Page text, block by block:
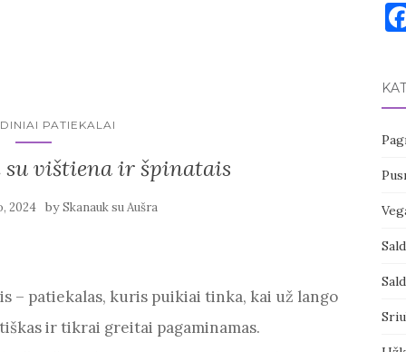
PATIEKALAI
su vištiena ir špinatais
2024 bySkanauk su Aušra
– patiekalas, kuris puikiai tinka, kai už lango
ir tikrai greitai pagaminamas.